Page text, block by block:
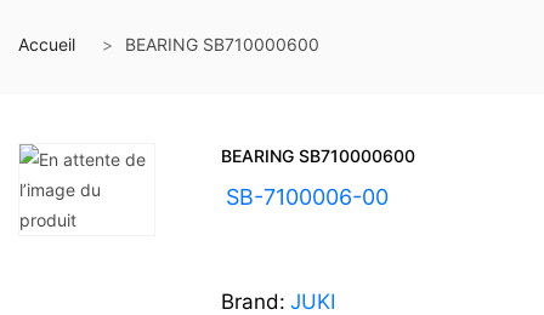
Accueil BEARING SB710000600
BEARING SB710000600
SB-7100006-00
Brand: JUKI